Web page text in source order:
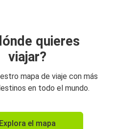
quieres
viajar?
mapa de viaje con más
en todo el mundo.
Explora el mapa